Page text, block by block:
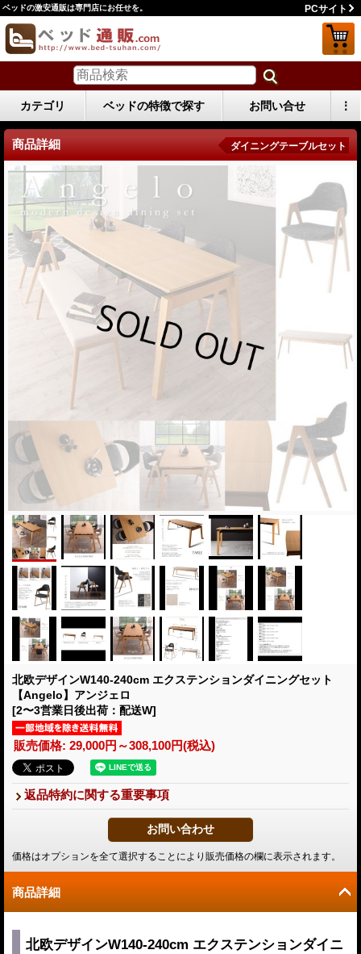
ベッドの激安通販は専門店にお任せを。 PCサイト
カテゴリ ベッドの特徴で探す お問い合せ ⋮
商品詳細 ダイニングテーブルセット
北欧デザインW140-240cm エクステンションダイニングセット
【Angelo】アンジェロ
[2〜3営業日後出荷：配送W]
販売価格: 29,000円～308,100円(税込)
返品特約に関する重要事項
価格はオプションを全て選択することにより販売価格の欄に表示されます。
商品詳細
北欧デザインW140-240cm エクステンションダイニ